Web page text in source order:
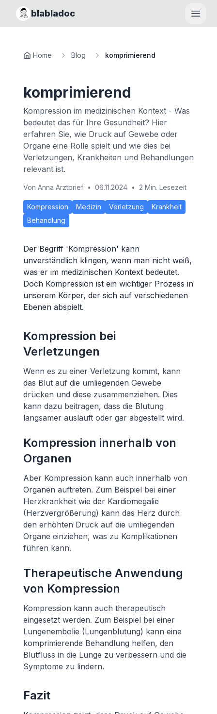
blabladoc
Home Blog komprimierend
komprimierend
Kompression im medizinischen Kontext - Was
bedeutet das für Ihre Gesundheit? Hier
erfahren Sie, wie Druck auf Gewebe oder
Organe eine Rolle spielt und wie dies bei
Verletzungen, Krankheiten und Behandlungen
relevant ist.
Von Anna Arztbrief • 06.11.2024 • 2 Min. Lesezeit
Kompression Medizin Verletzung
Krankheit
Behandlung
Der Begriff 'Kompression' kann
unverständlich klingen, wenn man nicht weiß,
was er im medizinischen Kontext bedeutet.
Doch Kompression ist ein wichtiger Prozess in
unserem Körper, der sich auf verschiedenen
Ebenen abspielt.
Kompression bei
Verletzungen
Wenn es zu einer Verletzung kommt, kann
das Blut auf die umliegenden Gewebe
drücken und diese zusammenziehen. Dies
kann dazu beitragen, dass die Blutung
langsamer ausläuft oder gar abgestellt wird.
Kompression innerhalb von
Organen
Aber Kompression kann auch innerhalb von
Organen auftreten. Zum Beispiel bei einer
Herzkrankheit wie der Kardiomegalie
(Herzvergrößerung) kann das Herz durch
den erhöhten Druck auf die umliegenden
Organe einziehen, was zu Komplikationen
führen kann.
Therapeutische Anwendung
von Kompression
Kompression kann auch therapeutisch
eingesetzt werden. Zum Beispiel bei einer
Lungenembolie (Lungenblutung) kann eine
komprimierende Behandlung helfen, den
Blutfluss in die Lunge zu verbessern und die
Symptome zu lindern.
Fazit